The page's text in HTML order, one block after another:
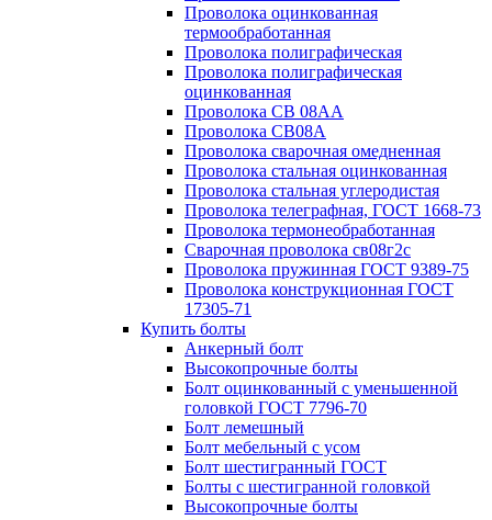
Проволока оцинкованная
термообработанная
Проволока полиграфическая
Проволока полиграфическая
оцинкованная
Проволока СВ 08АА
Проволока СВ08А
Проволока сварочная омедненная
Проволока стальная оцинкованная
Проволока стальная углеродистая
Проволока телеграфная, ГОСТ 1668-73
Проволока термонеобработанная
Сварочная проволока св08г2с
Проволока пружинная ГОСТ 9389-75
Проволока конструкционная ГОСТ
17305-71
Купить болты
Анкерный болт
Высокопрочные болты
Болт оцинкованный с уменьшенной
головкой ГОСТ 7796-70
Болт лемешный
Болт мебельный с усом
Болт шестигранный ГОСТ
Болты с шестигранной головкой
Высокопрочные болты